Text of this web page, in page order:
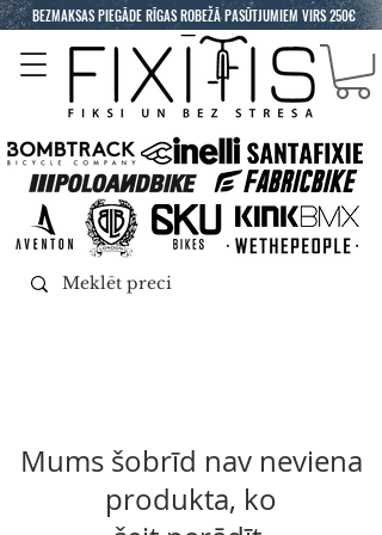
BEZMAKSAS PIEGĀDE RĪGAS ROBEŽĀ PASŪTJUMIEM VIRS 250€
Mums šobrīd nav neviena
produkta, ko